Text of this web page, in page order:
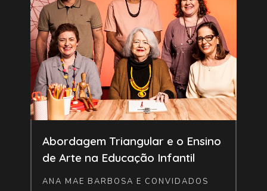
Abordagem Triangular e o Ensino
de Arte na Educação Infantil
ANA MAE BARBOSA E CONVIDADOS